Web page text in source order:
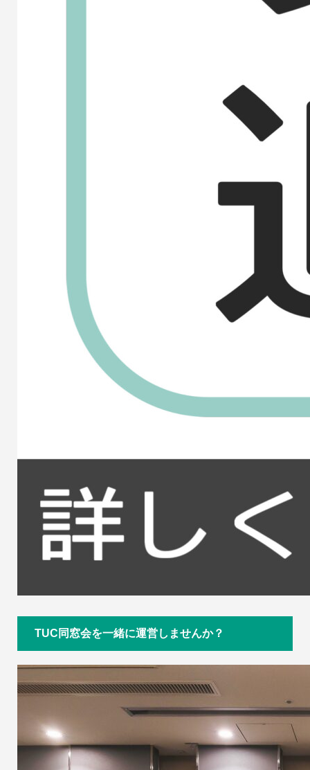
TUC同窓会を一緒に運営しませんか？